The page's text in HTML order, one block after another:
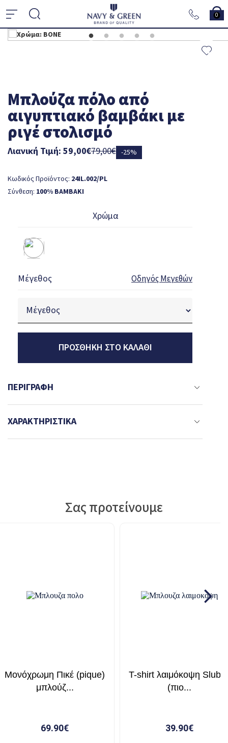
0
Μπλούζα πόλο από
αιγυπτιακό βαμβάκι με
ριγέ στολισμό
79,00€
Λιανική Τιμή: 59,00€ -25%
Κωδικός Προϊόντος: 24IL.002/PL
Σύνθεση: 100% ΒΑΜΒΑΚΙ
Χρώμα
Μέγεθος Οδηγός Μεγεθών
ΠΡΟΣΘΉΚΗ ΣΤΟ ΚΑΛΆΘΙ
ΠΕΡΙΓΡΑΦΉ
ΧΑΡΑΚΤΗΡΙΣΤΙΚΆ
Σας προτείνουμε